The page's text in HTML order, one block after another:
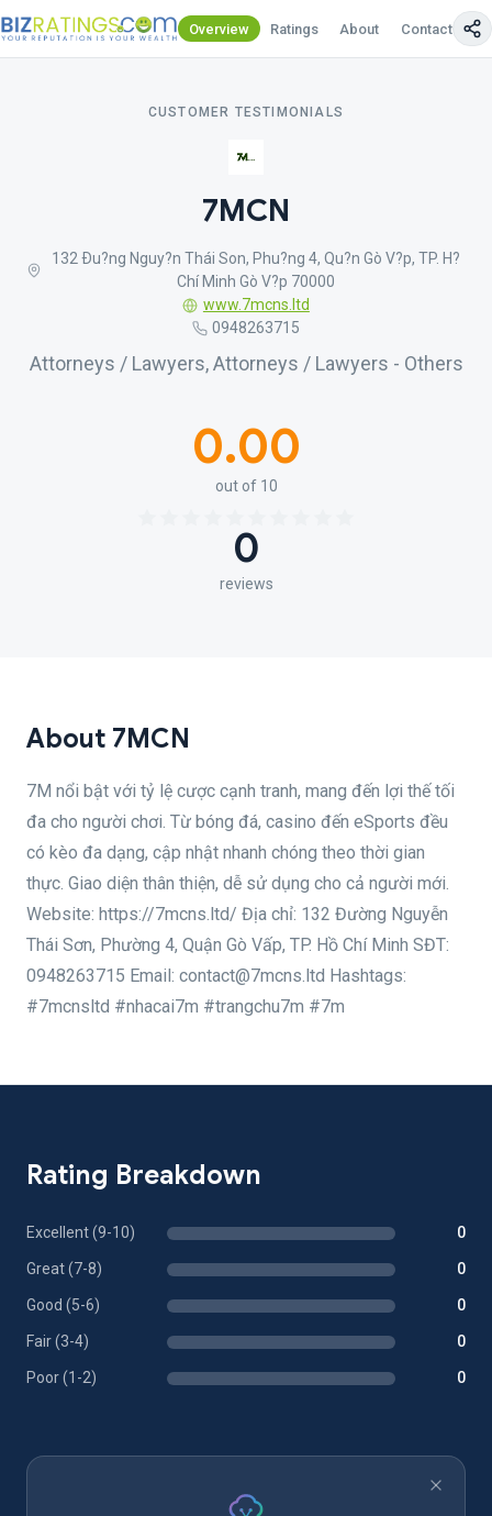
Overview Ratings About Contact Us
CUSTOMER TESTIMONIALS
7MCN
132 Ðu?ng Nguy?n Thái Son, Phu?ng 4, Qu?n Gò V?p, TP. H?
Chí Minh Gò V?p 70000
www.7mcns.ltd
0948263715
Attorneys / Lawyers, Attorneys / Lawyers - Others
0.00
out of 10
0
reviews
About 7MCN
7M nổi bật với tỷ lệ cược cạnh tranh, mang đến lợi thế tối
đa cho người chơi. Từ bóng đá, casino đến eSports đều
có kèo đa dạng, cập nhật nhanh chóng theo thời gian
thực. Giao diện thân thiện, dễ sử dụng cho cả người mới.
Website: https://7mcns.ltd/ Địa chỉ: 132 Đường Nguyễn
Thái Sơn, Phường 4, Quận Gò Vấp, TP. Hồ Chí Minh SĐT:
0948263715 Email: contact@7mcns.ltd Hashtags:
#7mcnsltd #nhacai7m #trangchu7m #7m
Rating Breakdown
Excellent (9-10) 0
Great (7-8) 0
Good (5-6) 0
Fair (3-4) 0
Poor (1-2) 0